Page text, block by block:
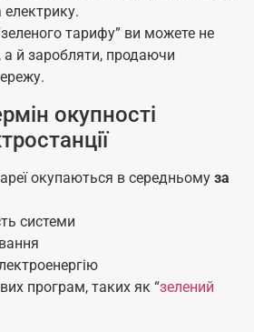
електрику.
тарифу” ви можете не
й заробляти, продаючи
окупності
окупаються в середньому за
системи
програм, таких як “зелений